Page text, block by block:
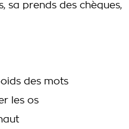
sa prends des chèques,
des mots
les os